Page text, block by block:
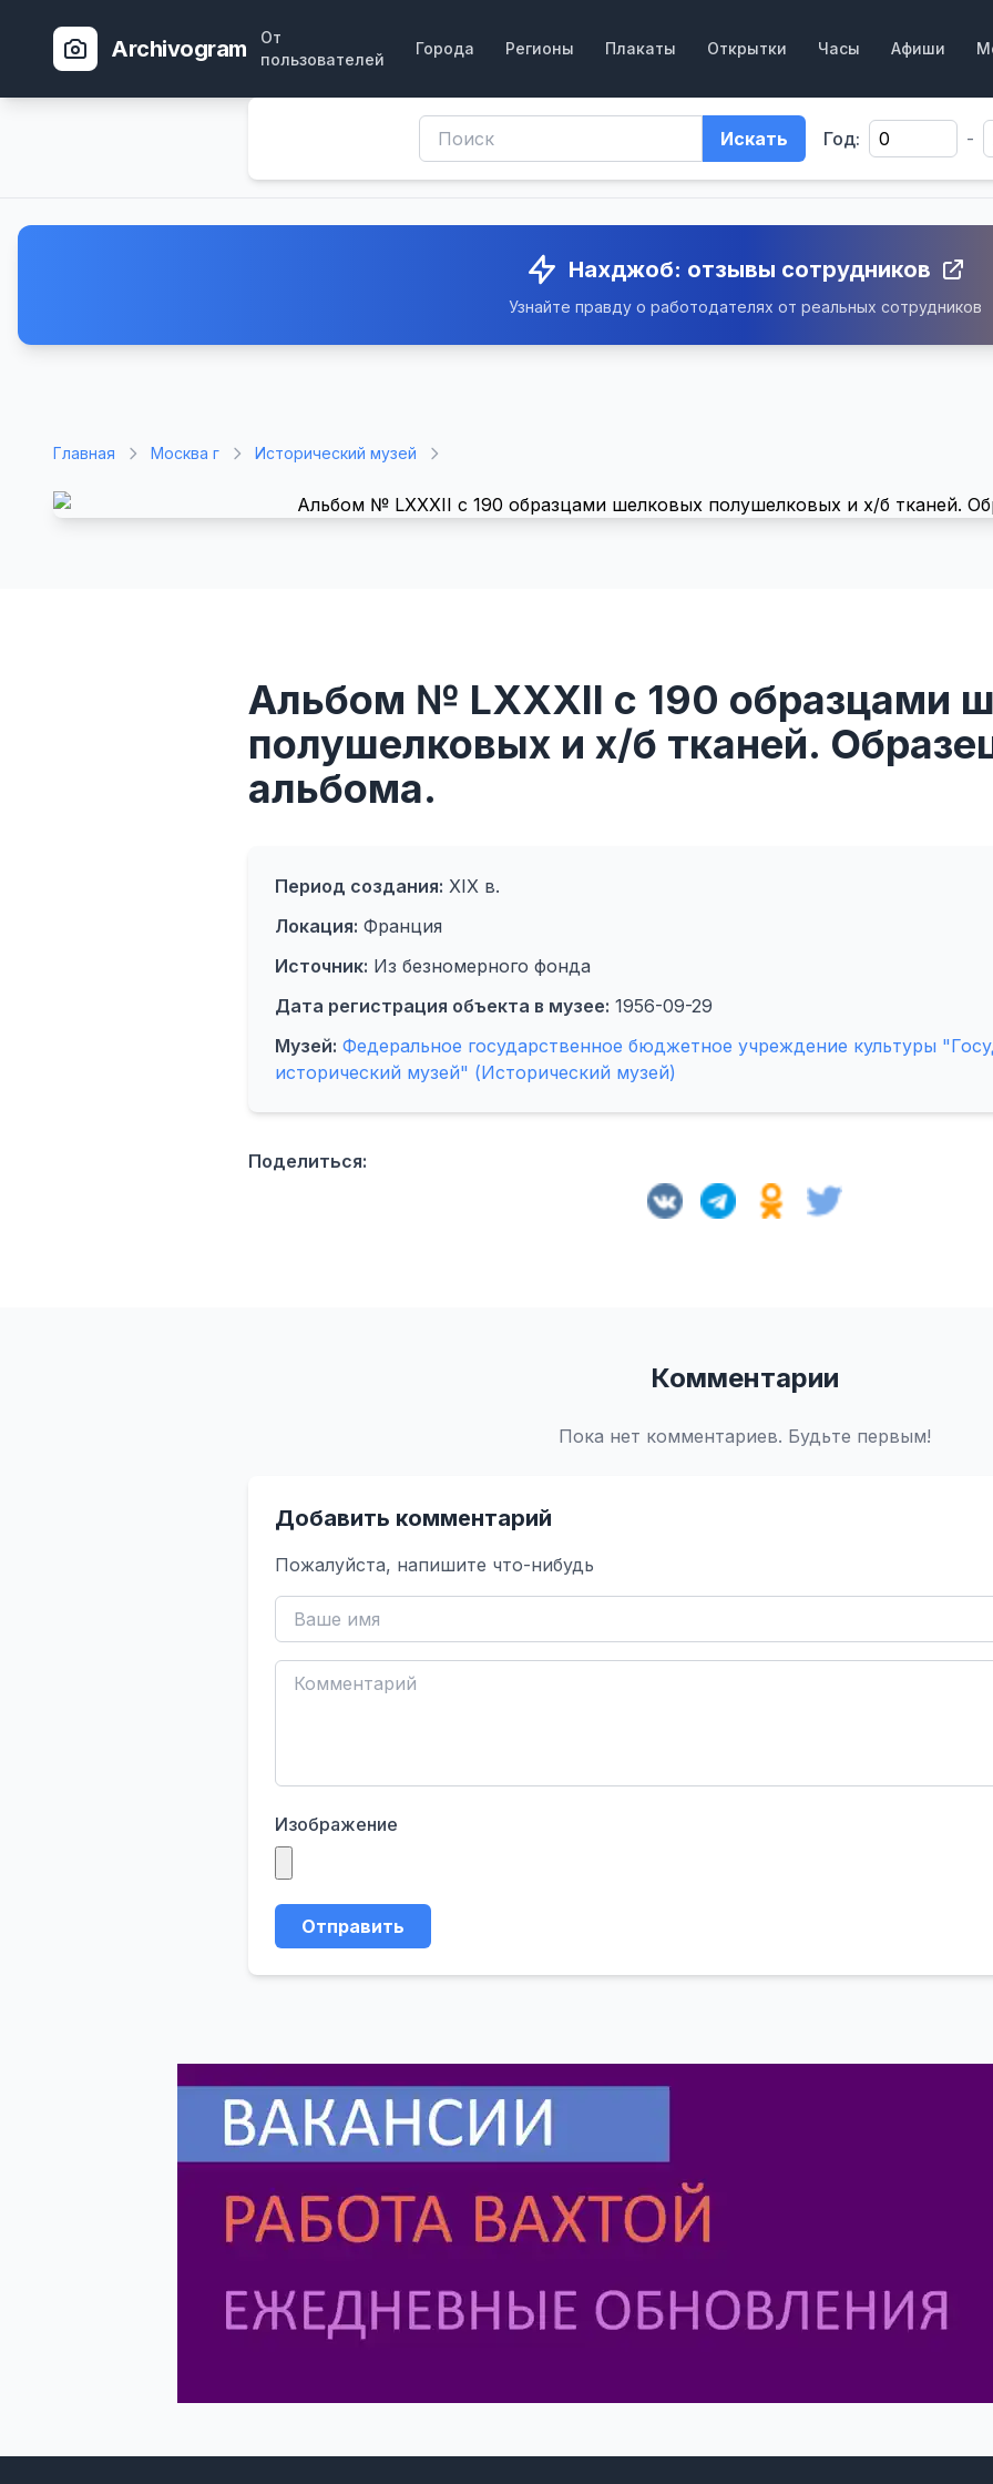
Archivogram
От
пользователей
Города Регионы Плакаты Открытки Часы Афиши
Искать Год: -
Нахджоб: отзывы сотрудников
Узнайте правду о работодателях от реальных сотрудников
Главная Москва г Исторический музей
Альбом № LXXXII с 190 образцами
полушелковых и х/б тканей.
альбома.
Период создания: XIX в.
Локация: Франция
Источник: Из безномерного фонда
Дата регистрация объекта в музее: 1956-09-29
Музей: Федеральное государственное бюджетное учреждение культуры
исторический музей" (Исторический музей)
Поделиться:
Комментарии
Пока нет комментариев. Будьте первым!
Добавить комментарий
Пожалуйста, напишите что-нибудь
Изображение
Отправить